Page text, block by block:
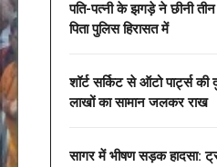
पति-पत्नी के झगड़े ने छीनी
पिता पुलिस हिरासत में
शॉर्ट सर्किट से ऑटो पार्ट्स
लाखों का सामान जलकर राख
सागर में भीषण सड़क हादसा: